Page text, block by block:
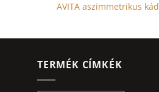
AVITA aszimmetrikus kád
TERMÉK CÍMKÉK